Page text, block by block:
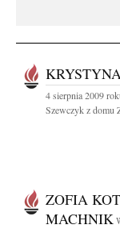
4 sierpnia 2009
Szewczyk z domu
ZOFIA
MACHNIK